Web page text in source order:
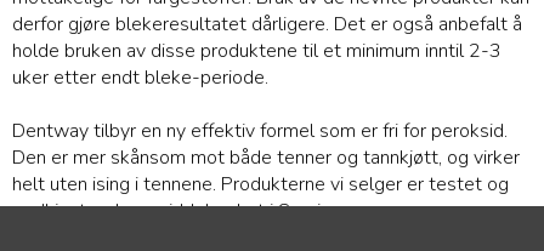
derfor gjøre blekeresultatet dårligere. Det er også anbefalt å
holde bruken av disse produktene til et minimum inntil 2-3
uker etter endt bleke-periode.
Dentway tilbyr en ny effektiv formel som er fri for peroksid.
Den er mer skånsom mot både tenner og tannkjøtt, og virker
helt uten ising i tennene. Produkterne vi selger er testet og
godkjent av legemiddelverket i Sverige.